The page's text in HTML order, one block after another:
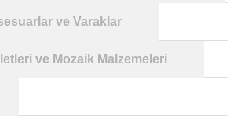
ve Varaklar
ve Mozaik Malzemeleri